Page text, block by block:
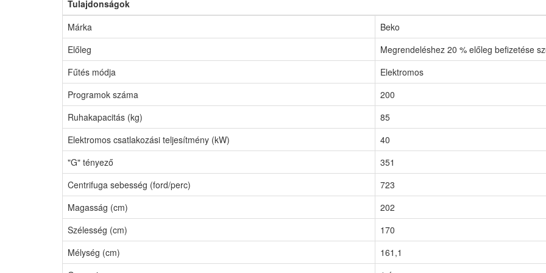
Tulajdonságok
Márka
Beko
Előleg
Megrendeléshez 20 % előleg befizetése
Fűtés módja
Elektromos
Programok száma
200
Ruhakapacitás (kg)
85
Elektromos csatlakozási teljesítmény (kW)
40
"G" tényező
351
Centrifuga sebesség (ford/perc)
723
Magasság (cm)
202
Szélesség (cm)
170
Mélység (cm)
161,1